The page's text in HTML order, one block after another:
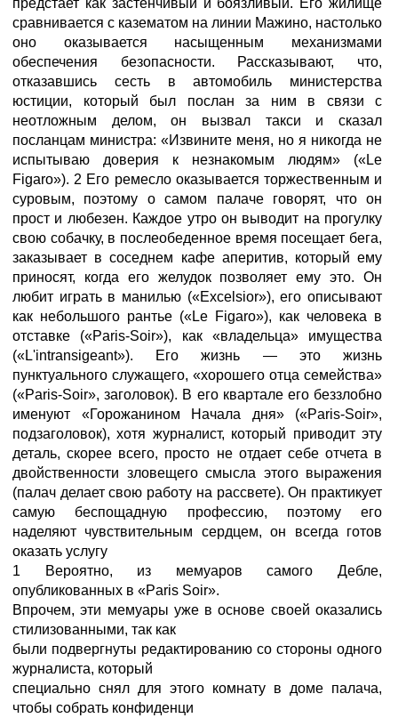
предстает как застенчивый и боязливый. Его жилище
сравнивается с казематом на линии Мажино, настолько
оно оказывается насыщенным механизмами
обеспечения безопасности. Рассказывают, что,
отказавшись сесть в автомобиль министерства
юстиции, который был послан за ним в связи с
неотложным делом, он вызвал такси и сказал
посланцам министра: «Извините меня, но я никогда не
испытываю доверия к незнакомым людям» («Le
Figaro»). 2 Его ремесло оказывается торжественным и
суровым, поэтому о самом палаче говорят, что он
прост и любезен. Каждое утро он выводит на прогулку
свою собачку, в послеобеденное время посещает бега,
заказывает в соседнем кафе аперитив, который ему
приносят, когда его желудок позволяет ему это. Он
любит играть в манилью («Excelsior»), его описывают
как небольшого рантье («Le Figaro»), как человека в
отставке («Paris-Soir»), как «владельца» имущества
(«L'intransigeant»). Его жизнь — это жизнь
пунктуального служащего, «хорошего отца семейства»
(«Paris-Soir», заголовок). В его квартале его беззлобно
именуют «Горожанином Начала дня» («Paris-Soir»,
подзаголовок), хотя журналист, который приводит эту
деталь, скорее всего, просто не отдает себе отчета в
двойственности зловещего смысла этого выражения
(палач делает свою работу на рассвете). Он практикует
самую беспощадную профессию, поэтому его
наделяют чувствительным сердцем, он всегда готов
оказать услугу
1 Вероятно, из мемуаров самого Дебле,
опубликованных в «Paris Soir».
Впрочем, эти мемуары уже в основе своей оказались
стилизованными, так как
были подвергнуты редактированию со стороны одного
журналиста, который
специально снял для этого комнату в доме палача,
чтобы собрать конфиденци